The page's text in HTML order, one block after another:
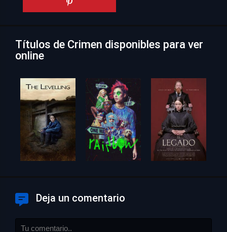
Títulos de Crimen disponibles para ver
online
Deja un comentario